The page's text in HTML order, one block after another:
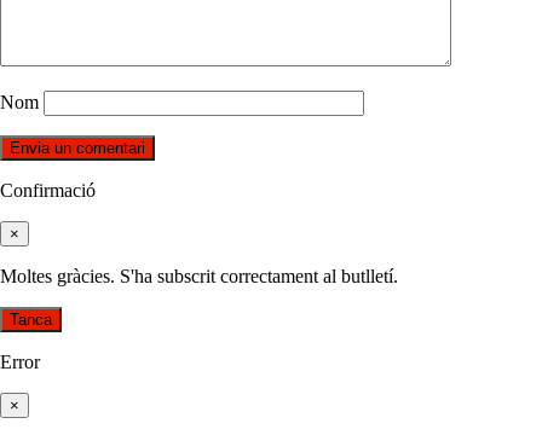
Nom
Confirmació
×
Moltes gràcies. S'ha subscrit correctament al butlletí.
Tanca
Error
×